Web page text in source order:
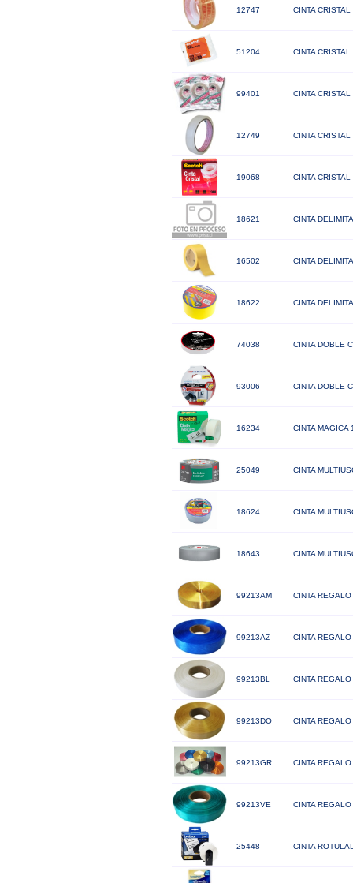
12747 CINTA
51204 CINTA
99401 CINTA
12749 CINTA
19068 CINTA
18621 CINTA
16502 CINTA
18622 CINTA
74038 CINTA DOBLE
93006 CINTA DOBLE
16234 CINTA
25049 CINTA
18624 CINTA
18643 CINTA
99213AM CINTA
99213AZ CINTA
99213BL CINTA
99213DO CINTA
99213GR CINTA
99213VE CINTA
25448 CINTA